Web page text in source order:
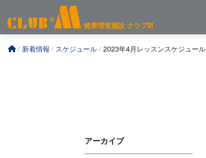
テ
健康増進施設クラブM
新着情報 スケジュール 2023年4月レッスンスケジュール
アーカイブ